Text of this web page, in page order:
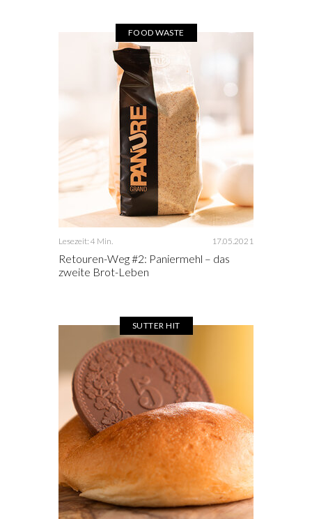
FOOD WASTE
Lesezeit: 4 Min. 17.05.2021
Retouren-Weg #2: Paniermehl – das
zweite Brot-Leben
SUTTER HIT